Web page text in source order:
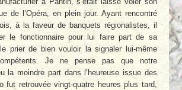
de l’Opéra, en plein jour. Ayant rencontré
à la faveur de banquets régionalistes, il
le fonctionnaire pour lui faire part de sa
prier de bien vouloir la signaler lui-même
Je ne pense pas que notre
la moindre part dans l’heureuse issue des
fut retrouvée vingt-quatre heures plus tard,